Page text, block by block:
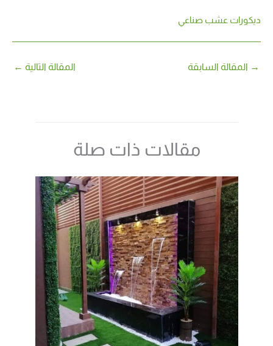
ديكورات عشب صناعي
→ المقالة السابقة المقالة التالية ←
مقالات ذات صلة